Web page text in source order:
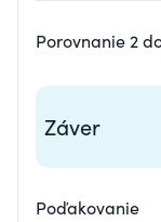
Porovnanie 2
Záver
Poďakovanie